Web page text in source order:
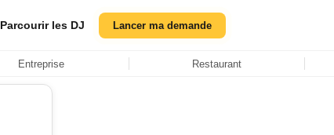
Parcourir les DJ Lancer ma demande
Entreprise Restaurant